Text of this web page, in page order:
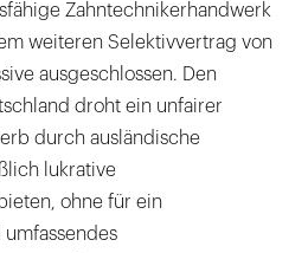
Zahntechnikerhandwerk
weiteren Selektivvertrag von
ausgeschlossen. Den
droht ein unfairer
durch ausländische
lukrative
ohne für ein